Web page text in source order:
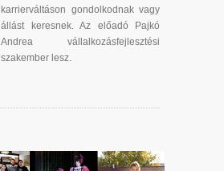
karrierváltáson gondolkodnak vagy
állást keresnek. Az előadó Pajkó
Andrea vállalkozásfejlesztési
szakember lesz.